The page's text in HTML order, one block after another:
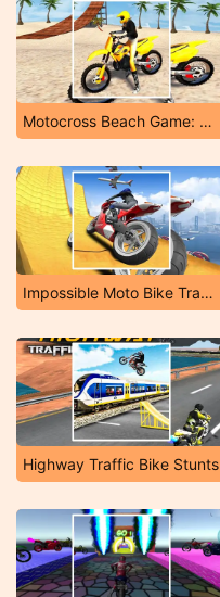
Motocross Beach Game: Bike Stunt Racing
Impossible Moto Bike Track Stunts
Highway Traffic Bike Stunts